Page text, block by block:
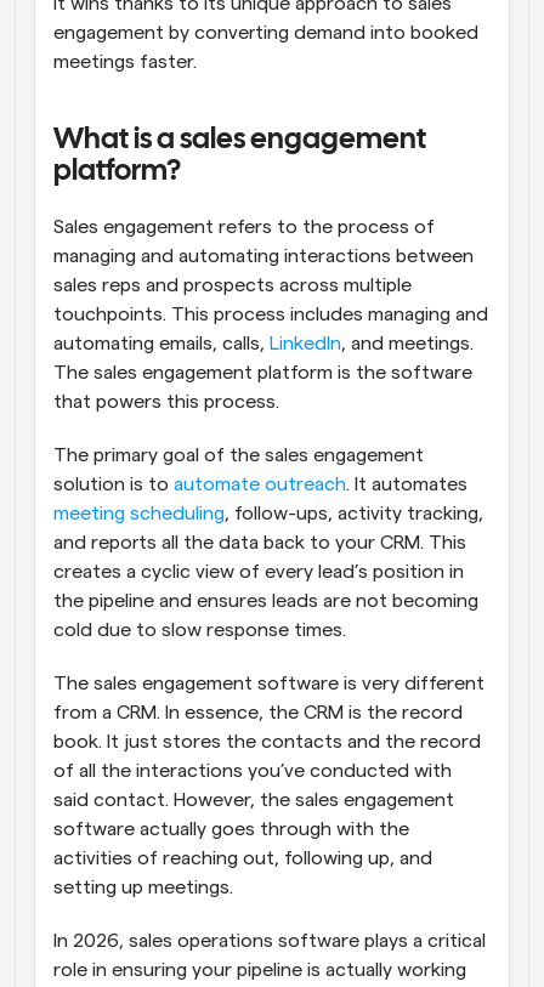
engagement by converting demand into booked
meetings faster.
What is a sales engagement
platform?
Sales engagement refers to the process of
managing and automating interactions between
sales reps and prospects across multiple
touchpoints. This process includes managing and
automating emails, calls, LinkedIn, and meetings.
The sales engagement platform is the software
that powers this process.
The primary goal of the sales engagement
solution is to automate outreach
meeting scheduling, follow-ups, activity tracking,
and reports all the data back to your CRM. This
creates a cyclic view of every lead’s position in
the pipeline and ensures leads are not becoming
cold due to slow response times.
The sales engagement software is very different
from a CRM. In essence, the CRM is the record
book. It just stores the contacts and the record
of all the interactions you’ve conducted with
said contact. However, the sales engagement
software actually goes through with the
activities of reaching out, following up, and
setting up meetings.
In 2026, sales operations software plays a critical
role in ensuring your pipeline is actually working